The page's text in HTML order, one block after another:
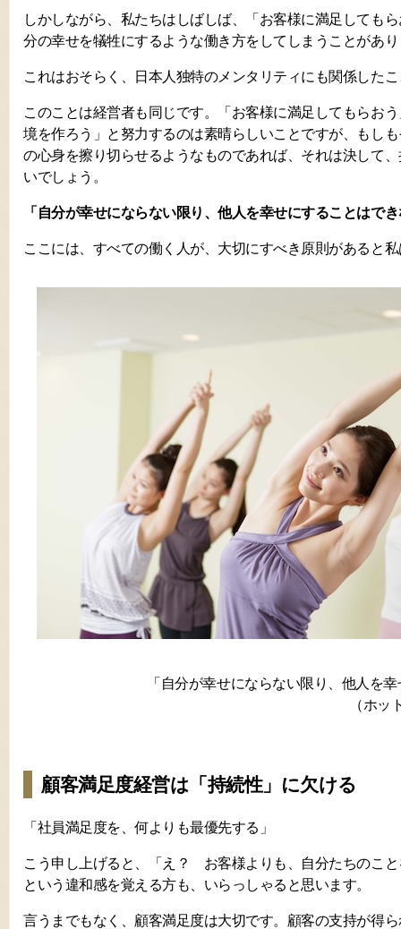
しかしながら、私たちはしばしば、「お客様に満足しても
分の幸せを犠牲にするような働き方をしてしまうことがあ
これはおそらく、日本人独特のメンタリティにも関係した
このことは経営者も同じです。「お客様に満足してもらお
境を作ろう」と努力するのは素晴らしいことですが、もし
の心身を擦り切らせるようなものであれば、それは決して
いでしょう。
「自分が幸せにならない限り、他人を幸せにすることはで
ここには、すべての働く人が、大切にすべき原則があると
「自分が幸せにならない限り、他人を
（ホッ
顧客満足度経営は「持続性」に欠ける
「社員満足度を、何よりも最優先する」
こう申し上げると、「え？ お客様よりも、自分たちのこ
という違和感を覚える方も、いらっしゃると思います。
言うまでもなく、顧客満足度は大切です。顧客の支持が得